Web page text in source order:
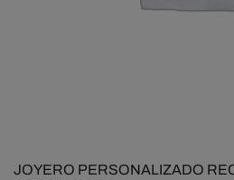
JOYERO PERSONALIZADO